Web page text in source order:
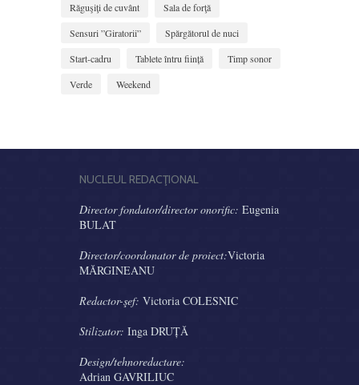
Răguşiţi de cuvânt
Sala de forţă
Sensuri ”Giratorii”
Spărgătorul de nuci
Start-cadru
Tablete întru ființă
Timp sonor
Verde
Weekend
NUCLEUL REDACŢIONAL
Director fondator/director onorific: Eugenia
BULAT
Director/coordonator de proiect:Victoria
MĂRGINEANU
Redactor-şef: Victoria COLESNIC
Stilizator: Inga DRUȚĂ
Design/tehnoredactare:
Adrian GAVRILIUC